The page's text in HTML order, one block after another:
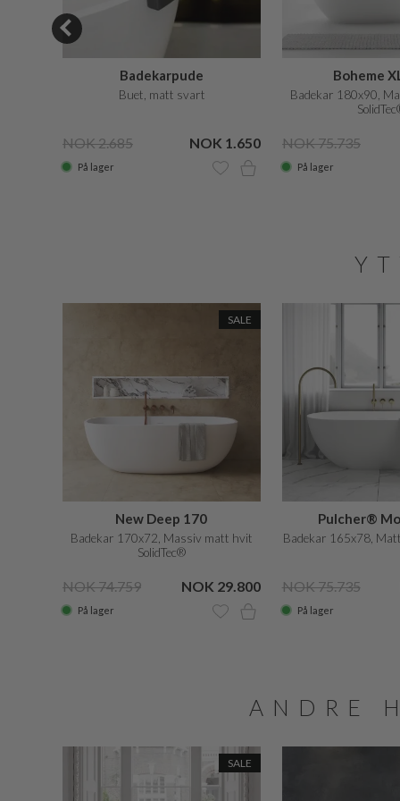
Badekarpude
Buet, matt svart
NOK 2.685 NOK 1.650
På lager
Boheme
Badekar 180x90,
NOK 75.735
På lager
SALE
New Deep 170
Badekar 170x72, Massiv matt hvit
SolidTec®
NOK 74.759 NOK 29.800
På lager
Pulcher®
Badekar 165x78,
NOK 75.735
På lager
ANDRE
SALE